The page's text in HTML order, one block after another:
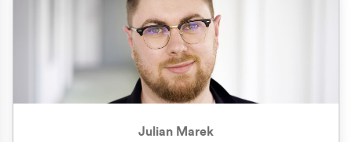
Privatkunde (inkl. MwSt.)
Geschäftskunde (exkl. MwSt.)
Julian Marek